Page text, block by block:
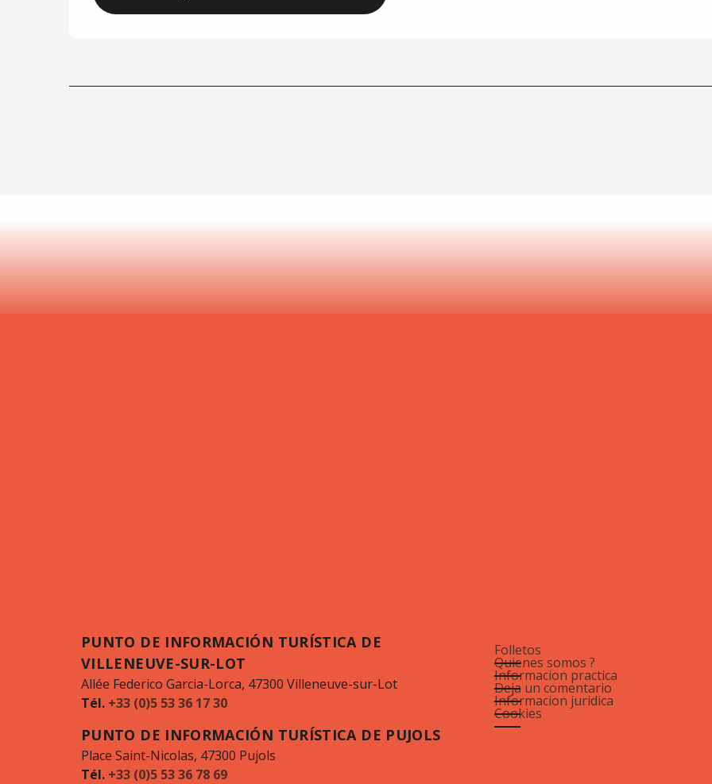
PUNTO DE INFORMACIÓN TURÍSTICA DE
VILLENEUVE-SUR-LOT
Allée Federico Garcia-Lorca, 47300 Villeneuve-sur-Lot
Tél. +33 (0)5 53 36 17 30
PUNTO DE INFORMACIÓN TURÍSTICA DE PUJOLS
Place Saint-Nicolas, 47300 Pujols
Tél. +33 (0)5 53 36 78 69
Folletos
Quienes somos ?
Informacion practica
Deja un comentario
Informacion juridica
Cookies